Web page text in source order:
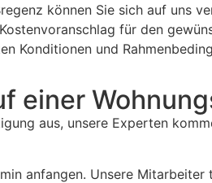
können Sie sich auf uns
für den
Konditionen und
einer
aus, unsere Experten
anfangen. Unsere